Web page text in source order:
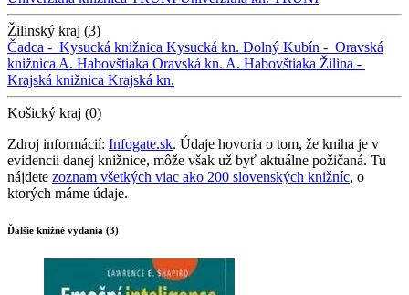
Žilinský kraj (3)
Čadca - Kysucká knižnica Kysucká kn. Dolný Kubín - Oravská
knižnica A. Habovštiaka Oravská kn. A. Habovštiaka Žilina -
Krajská knižnica Krajská kn.
Košický kraj (0)
Zdroj informácií: Infogate.sk. Údaje hovoria o tom, že kniha je v
evidencii danej knižnice, môže však už byť aktuálne požičaná. Tu
nájdete zoznam všetkých viac ako 200 slovenských knižníc, o
ktorých máme údaje.
Ďalšie knižné vydania (3)